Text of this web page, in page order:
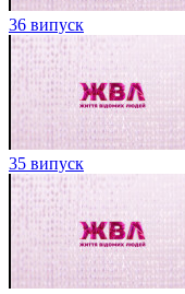
36 випуск
35 випуск